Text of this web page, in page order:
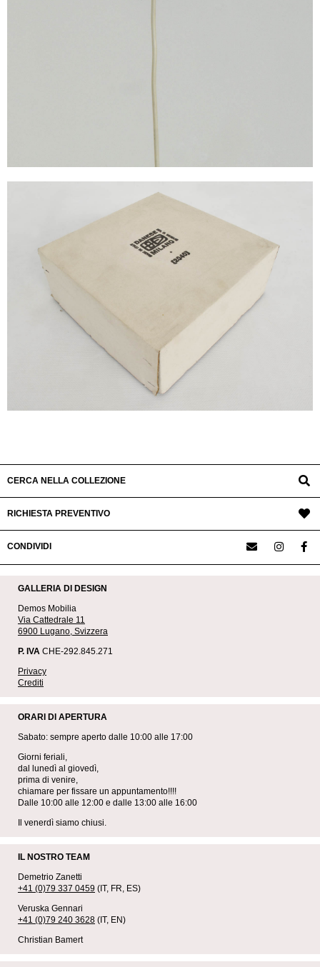
CERCA NELLA COLLEZIONE
RICHIESTA PREVENTIVO
CONDIVIDI
GALLERIA DI DESIGN
Demos Mobilia
Via Cattedrale 11
6900 Lugano, Svizzera
P. IVA CHE-292.845.271
Privacy
Crediti
ORARI DI APERTURA
Sabato: sempre aperto dalle 10:00 alle 17:00
Giorni feriali,
dal lunedì al giovedì,
prima di venire,
chiamare per fissare un appuntamento!!!!
Dalle 10:00 alle 12:00 e dalle 13:00 alle 16:00
Il venerdì siamo chiusi.
IL NOSTRO TEAM
Demetrio Zanetti
+41 (0)79 337 0459 (IT, FR, ES)
Veruska Gennari
+41 (0)79 240 3628 (IT, EN)
Christian Bamert